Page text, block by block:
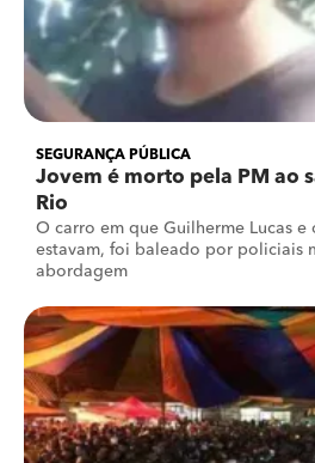
SEGURANÇA PÚBLICA
Jovem é morto pela PM ao
Rio
O carro em que Guilherme Lucas e
estavam, foi baleado por policiais
abordagem